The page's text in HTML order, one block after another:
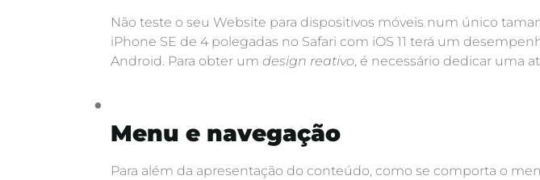
Não teste o seu Website para dispositivos móveis num único
iPhone SE de 4 polegadas no Safari com iOS 11 terá um
Android. Para obter um design reativo, é necessário dedicar uma
Menu e navegação
Para além da apresentação do conteúdo, como se comporta o